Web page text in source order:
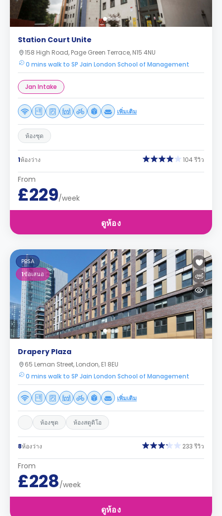
Station Court Unite
158 High Road, Page Green Terrace, N15 4NU
0 mins walk to SP Jain London School of Management
Jan Intake
เพิ่มเติม
ห้องชุด
1ห้องว่าง 104 รีวิว
From
£229/week
ดูห้อง
PBSA
1ข้อเสนอ
Drapery Plaza
65 Leman Street, London, E1 8EU
0 mins walk to SP Jain London School of Management
เพิ่มเติม
ห้องชุด ห้องสตูดิโอ
8ห้องว่าง 233 รีวิว
From
£228/week
ดูห้อง